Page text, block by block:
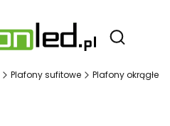
Otwórz
Plafony sufitowe Plafony okrągłe